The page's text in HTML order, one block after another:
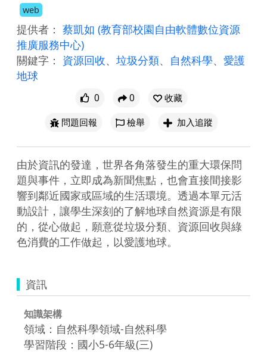
web
提供者： 蔡凱如 (教育部校園自由軟體數位資源
推廣服務中心)
關鍵字： 資源回收、 垃圾分類、 自然科學、 愛護
地球
0 0
收藏
問題回報
檢舉 加入追蹤
由於資訊的發達，世界各角落發生的重大環保問
題與事件，立即成為新聞焦點，也會直接間接影
響到鄰近國家或區域的生活環境。透過本單元活
動設計，讓學生深刻的了解地球自然資源是有限
的，從心做起，願意從垃圾分類、資源回收與綠
色消費的工作做起，以愛護地球。
資訊
知識架構
領域：自然科學領域-自然科學
學習階段：國小5-6年級(三)